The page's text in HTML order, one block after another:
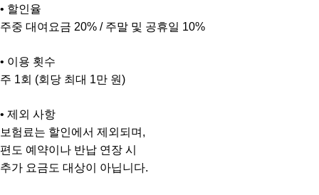
• 할인율
주중 대여요금 20% / 주말 및 공휴일 10%
• 이용 횟수
주 1회 (회당 최대 1만 원)
• 제외 사항
보험료는 할인에서 제외되며,
편도 예약이나 반납 연장 시
추가 요금도 대상이 아닙니다.